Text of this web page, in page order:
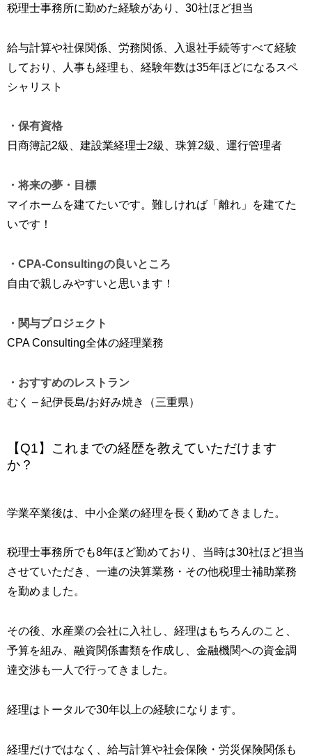
税理士事務所に勤めた経験があり、30社ほど担当
給与計算や社保関係、労務関係、入退社手続等すべて経験
しており、人事も経理も、経験年数は35年ほどになるスペ
シャリスト
・保有資格
日商簿記2級、建設業経理士2級、珠算2級、運行管理者
・将来の夢・目標
マイホームを建てたいです。難しければ「離れ」を建てた
いです！
・CPA-Consultingの良いところ
自由で親しみやすいと思います！
・関与プロジェクト
CPA Consulting全体の経理業務
・おすすめのレストラン
むく – 紀伊長島/お好み焼き（三重県）
【Q1】これまでの経歴を教えていただけます
か？
学業卒業後は、中小企業の経理を長く勤めてきました。
税理士事務所でも8年ほど勤めており、当時は30社ほど担当
させていただき、一連の決算業務・その他税理士補助業務
を勤めました。
その後、水産業の会社に入社し、経理はもちろんのこと、
予算を組み、融資関係書類を作成し、金融機関への資金調
達交渉も一人で行ってきました。
経理はトータルで30年以上の経験になります。
経理だけではなく、給与計算や社会保険・労災保険関係も